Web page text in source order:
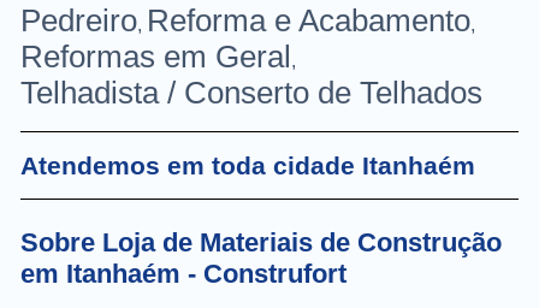
Pedreiro, Reforma e Acabamento,
Reformas em Geral,
Telhadista / Conserto de Telhados
Atendemos em toda cidade Itanhaém
Sobre Loja de Materiais de Construção
em Itanhaém - Construfort